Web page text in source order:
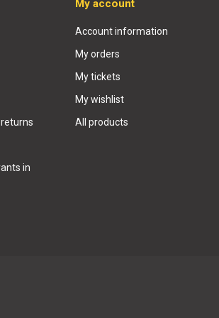
in
My account
Account information
My orders
My tickets
My wishlist
All products